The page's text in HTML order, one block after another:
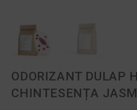
ODORIZANT DULAP
CHINTESENȚA